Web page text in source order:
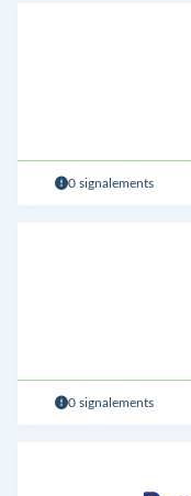
0 signalements
0 signalements